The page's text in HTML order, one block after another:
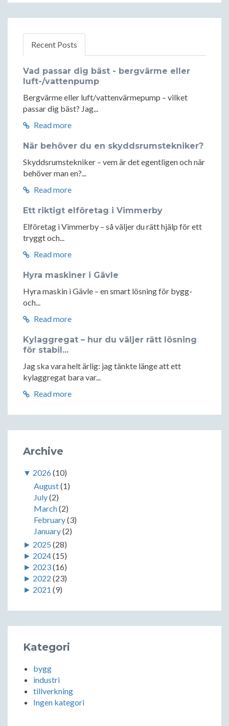
Recent Posts
Vad passar dig bäst - bergvärme eller
luft-/vattenpump
Bergvärme eller luft/vattenvärmepump – vilket
passar dig bäst? Jag...
Read more
När behöver du en skyddsrumstekniker?
Skyddsrumstekniker – vem är det egentligen och när
behöver man en?...
Read more
Ett riktigt elföretag i Vimmerby
Elföretag i Vimmerby – så väljer du rätt hjälp för ett
tryggt och...
Read more
Hyra maskiner i Gävle
Hyra maskin i Gävle – en smart lösning för bygg-
och...
Read more
Kylaggregat – hur du väljer rätt lösning
för stabil...
Jag ska vara helt ärlig: jag tänkte länge att ett
kylaggregat bara var...
Read more
Archive
▼ 2026(10)
August(1)
July(2)
March(2)
February(3)
January(2)
► 2025 (28)
► 2024(15)
► 2023(16)
► 2022 (23)
► 2021 (9)
Kategori
bygg
industri
tillverkning
Ingen kategori